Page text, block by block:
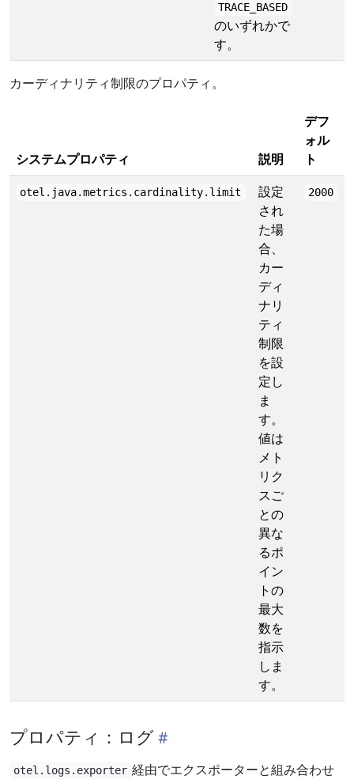
TRACE_BASED
のいずれかで
す。
カーディナリティ制限のプロパティ。
システムプロパティ 説明
デフ
ォル
ト
otel.java.metrics.cardinality.limit
設定
され
た場
合、
カー
ディ
ナリ
ティ
制限
を設
定し
ま
す。
値は
メト
リク
スご
との
異な
るポ
イン
トの
最大
数を
指示
しま
す。
2000
プロパティ：ログ
otel.logs.exporter 経由でエクスポーターと組み合わせ